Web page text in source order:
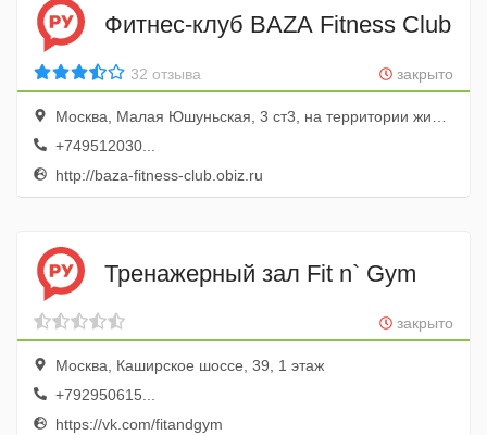
Фитнес-клуб BAZA Fitness Club
закрыто
32 отзыва
Москва, Малая Юшуньская, 3 ст3, на территории жилого комплекса «Айвазовский»
+749512030...
http://baza-fitness-club.obiz.ru
Тренажерный зал Fit n` Gym
закрыто
Москва, Каширское шоссе, 39, 1 этаж
+792950615...
https://vk.com/fitandgym